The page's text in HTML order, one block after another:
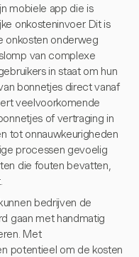
mobiele app die is
onkosteninvoer. Dit is
onkosten onderweg
van complexe
in staat om hun
bonnetjes direct vanaf
veelvoorkomende
of vertraging in
tot onnauwkeurigheden
processen gevoelig
die fouten bevatten,
bedrijven de
gaan met handmatig
Met
potentieel om de kosten